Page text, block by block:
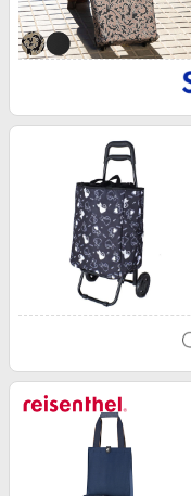
ビジネス・その他サービ